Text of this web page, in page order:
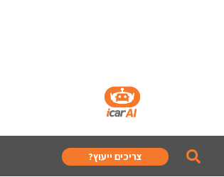
צריכים ייעוץ?